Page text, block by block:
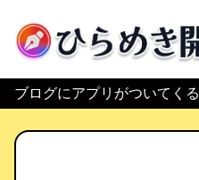
ひらめき開発
ブログにアプリがついてくる